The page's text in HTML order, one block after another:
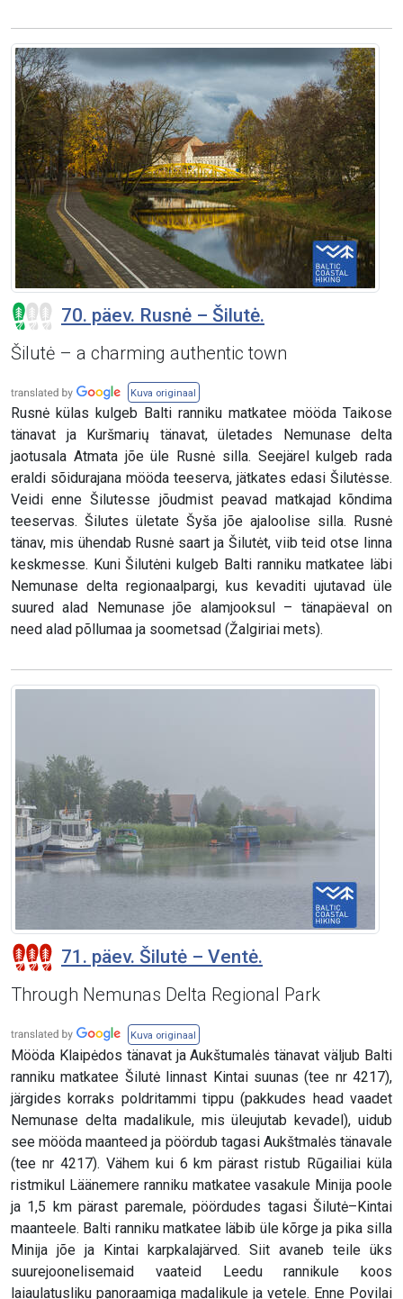
70. päev. Rusnė – Šilutė.
Šilutė – a charming authentic town
Kuva originaal
Rusnė külas kulgeb Balti ranniku matkatee mööda Taikose
tänavat ja Kuršmarių tänavat, ületades Nemunase delta
jaotusala Atmata jõe üle Rusnė silla. Seejärel kulgeb rada
eraldi sõidurajana mööda teeserva, jätkates edasi Šilutėsse.
Veidi enne Šilutesse jõudmist peavad matkajad kõndima
teeservas. Šilutes ületate Šyša jõe ajaloolise silla. Rusnė
tänav, mis ühendab Rusnė saart ja Šilutėt, viib teid otse linna
keskmesse. Kuni Šilutėni kulgeb Balti ranniku matkatee läbi
Nemunase delta regionaalpargi, kus kevaditi ujutavad üle
suured alad Nemunase jõe alamjooksul – tänapäeval on
need alad põllumaa ja soometsad (Žalgiriai mets).
71. päev. Šilutė – Ventė.
Through Nemunas Delta Regional Park
Kuva originaal
Mööda Klaipėdos tänavat ja Aukštumalės tänavat väljub Balti
ranniku matkatee Šilutė linnast Kintai suunas (tee nr 4217),
järgides korraks poldritammi tippu (pakkudes head vaadet
Nemunase delta madalikule, mis üleujutab kevadel), uidub
see mööda maanteed ja pöördub tagasi Aukštmalės tänavale
(tee nr 4217). Vähem kui 6 km pärast ristub Rūgailiai küla
ristmikul Läänemere ranniku matkatee vasakule Minija poole
ja 1,5 km pärast paremale, pöördudes tagasi Šilutė–Kintai
maanteele. Balti ranniku matkatee läbib üle kõrge ja pika silla
Minija jõe ja Kintai karpkalajärved. Siit avaneb teile üks
suurejoonelisemaid vaateid Leedu rannikule koos
laiaulatusliku panoraamiga madalikule ja vetele. Enne Povilai